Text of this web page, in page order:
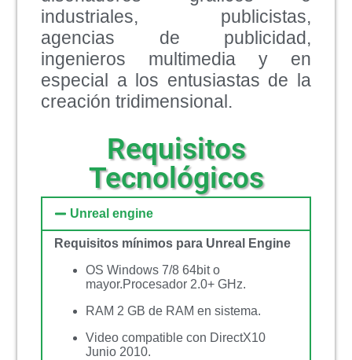
industriales, publicistas,
agencias de publicidad,
ingenieros multimedia y en
especial a los entusiastas de la
creación tridimensional.
Requisitos
Tecnológicos
Unreal engine
Requisitos mínimos para Unreal Engine
OS Windows 7/8 64bit o
mayor.Procesador 2.0+ GHz.
RAM 2 GB de RAM en sistema.
Video compatible con DirectX10
Junio 2010.